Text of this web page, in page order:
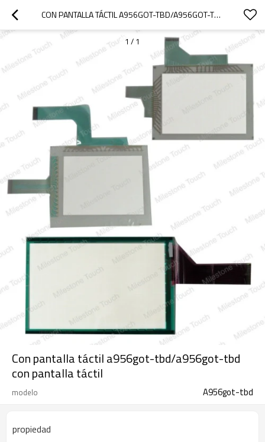
CON PANTALLA TÁCTIL A956GOT-TBD/A956GOT-TBD CON PANTALLA TÁCTIL
1 / 1
Con pantalla táctil a956got-tbd/a956got-tbd
con pantalla táctil
modelo A956got-tbd
propiedad